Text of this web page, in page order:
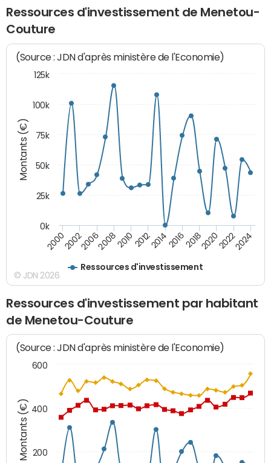
Ressources d'investissement de Menetou-
Couture
Montants (€)
(Source : JDN d'après ministère de l'Economie)
Ressources d'investissement
200020022006200820102012201420162018202020222024
0k
25k
50k
75k
100k
125k
© JDN 2026
Ressources d'investissement par habitant
de Menetou-Couture
Montants (€)
(Source : JDN d'après ministère de l'Economie)
200
400
600